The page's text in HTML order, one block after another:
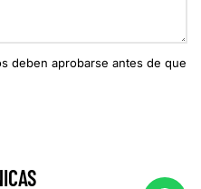
deben aprobarse antes de que